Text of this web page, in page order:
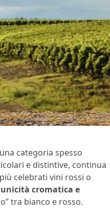
categoria spesso
e distintive, continua
celebrati vini rossi o
unicità cromatica e
tra bianco e rosso.